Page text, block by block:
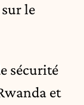
le
sécurité
et